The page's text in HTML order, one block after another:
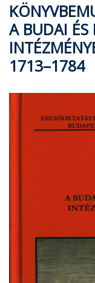
A BUDAI ÉS
1713–1784